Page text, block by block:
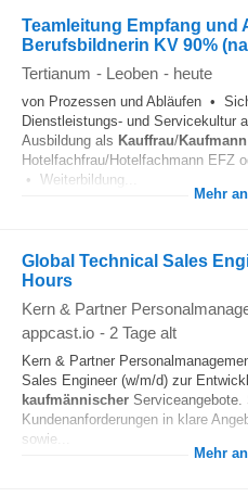
Teamleitung Empfang und
Berufsbildnerin KV 90%
Tertianum - Leoben - heute
von Prozessen und Abläufen •
Dienstleistungs- und
Ausbildung als Kauffrau/Kaufmann
Hotelfachfrau/Hotelfachmann EFZ
• Weiterbildung...
Mehr
Global Technical Sales
Hours
Kern & Partner
appcast.io - 2 Tage alt
Kern & Partner
Sales Engineer (w/m/d) zur
kaufmännischer
Kundenanforderungen in klare
sowie...
Mehr